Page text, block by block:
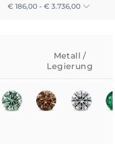
€ 186,00 - € 3.736,00
Metall /
Legierung